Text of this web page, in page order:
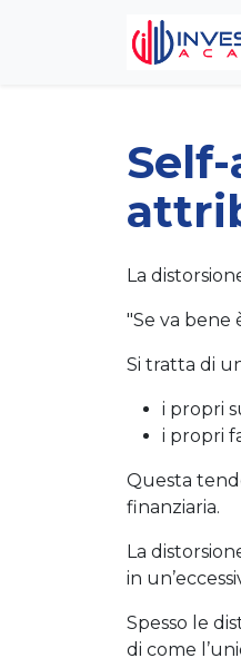
La
"Se va bene
Si tratta di
i propri
i propri
Questa
finanziaria.
La
in
Spesso le
di come